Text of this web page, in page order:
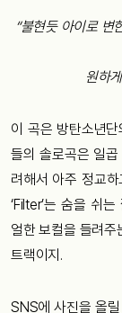
“불현듯 아이로 변
원하
이 곡은 방탄소년단
들의 솔로곡은 일
려해서 아주 정교
‘Filter’는 숨을 쉬
얼한 보컬을 들려
트랙이지.
SNS에 사진을 올